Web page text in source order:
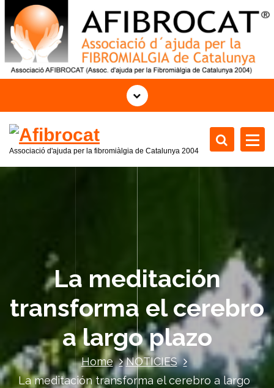
o
n
Associació d'ajuda per la fibromiàlgia de Catalunya 2004
La meditación
transforma el cerebro
a largo plazo
Home
NOTICIES
La meditación transforma el cerebro a largo